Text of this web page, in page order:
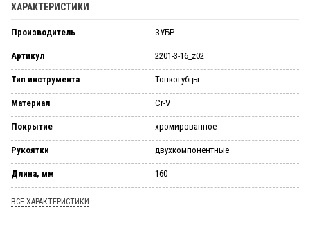
ХАРАКТЕРИСТИКИ
Производитель ЗУБР
Артикул 2201-3-16_z02
Тип инструмента Тонкогубцы
Материал Cr-V
Покрытие хромированное
Рукоятки двухкомпонентные
Длина, мм 160
ВСЕ ХАРАКТЕРИСТИКИ